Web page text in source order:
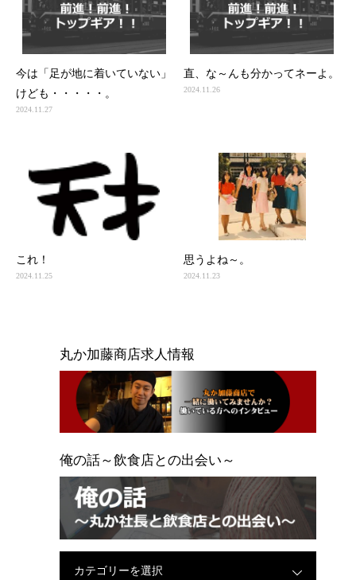
今は「足が地に着いていない」
けども・・・・・。
2024.11.27
直、な～んも分かってネーよ。
2024.11.26
これ！
2024.11.25
思うよね～。
2024.11.23
丸か加藤商店求人情報
俺の話～飲食店との出会い～
カテゴリーを選択